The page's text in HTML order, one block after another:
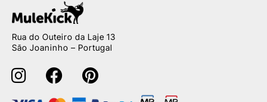
Rua do Outeiro da Laje 13
São Joaninho – Portugal